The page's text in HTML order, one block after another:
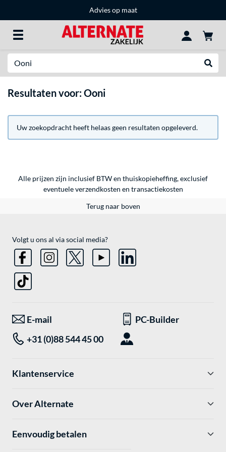
Advies op maat
Resultaten voor: Ooni
Uw zoekopdracht heeft helaas geen resultaten opgeleverd.
Alle prijzen zijn inclusief BTW en thuiskopieheffing, exclusief
eventueleverzendkosten en transactiekosten
Terug naar boven
Volgt u ons al via social media?
E-mail
PC-Builder
+31 (0)88 544 45 00
Klantenservice
Over Alternate
Eenvoudig betalen